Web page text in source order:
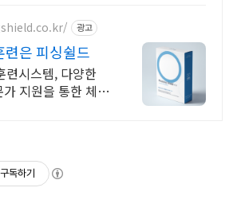
광고
은 피싱쉴드
련시스템, 다양한
지원을 통한 체계
구독하기